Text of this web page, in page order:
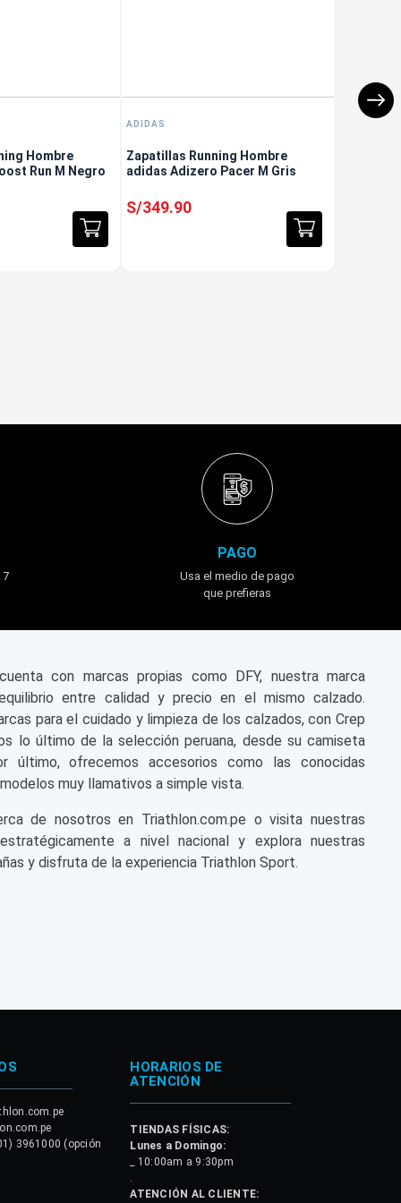
Hombre
Run M Negro
ADIDAS
Zapatillas Running Hombre
adidas Adizero Pacer M Gris
S/349.90
7
PAGO
Usa el medio de pago
que prefieras
con marcas propias como DFY, nuestra marca
entre calidad y precio en el mismo calzado.
para el cuidado y limpieza de los calzados, con Crep
lo último de la selección peruana, desde su camiseta
último, ofrecemos accesorios como las conocidas
muy llamativos a simple vista.
de nosotros en Triathlon.com.pe o visita nuestras
a nivel nacional y explora nuestras
y disfruta de la experiencia Triathlon Sport.
3961000 (opción
HORARIOS DE
ATENCIÓN
TIENDAS FÍSICAS:
Lunes a Domingo:
_ 10:00am a 9:30pm
.
ATENCIÓN AL CLIENTE: